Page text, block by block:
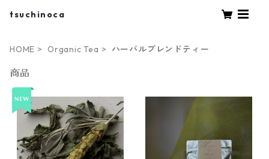
tsuchinoca
HOME Organic Tea ハーバルブレンドティー
商品